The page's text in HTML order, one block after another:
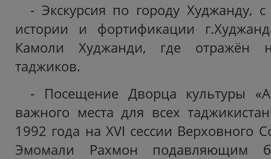
- Экскурсия по городу Худжанду,
истории и фортификации
Камоли Худжанди, где отражён
таджиков.
- Посещение Дворца культуры
важного места для всех
1992 года на XVI сессии Верховного
Эмомали Рахмон подавляющим